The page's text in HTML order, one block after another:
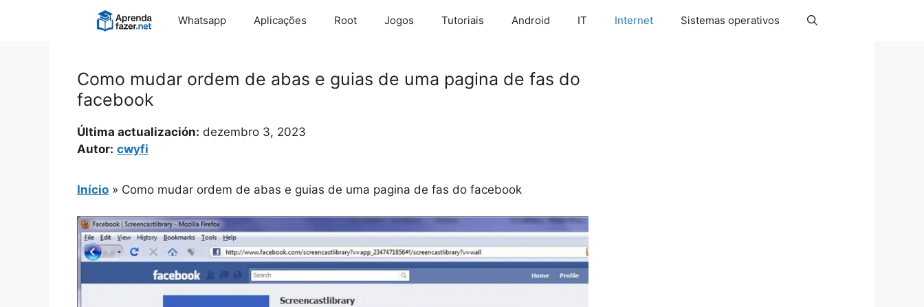
Whatsapp Aplicações Root Jogos Tutoriais Android IT Internet Sistemas operativos
Como mudar ordem de abas e guias de uma pagina de fas do
facebook
Última actualización: dezembro 3, 2023
Autor: cwyfi
Início » Como mudar ordem de abas e guias de uma pagina de fas do facebook